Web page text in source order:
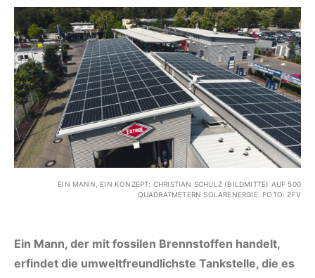
EIN MANN, EIN KONZEPT: CHRISTIAN SCHULZ (BILDMITTE) AUF 500
QUADRATMETERN SOLARENERGIE. FOTO: ZFV
Ein Mann, der mit fossilen Brennstoffen handelt,
erfindet die umweltfreundlichste Tankstelle, die es